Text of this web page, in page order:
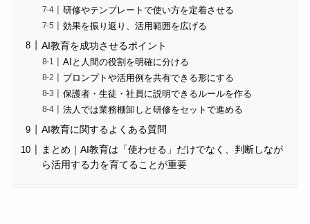
研修やテンプレートで使い方を定着させる
効果を振り返り、活用範囲を広げる
AI教育を成功させるポイント
AIと人間の役割を明確に分ける
プロンプトや活用例を共有できる形にする
保護者・生徒・社員に説明できるルールを作る
法人では業務棚卸しと研修をセットで進める
AI教育に関するよくある質問
まとめ｜AI教育は「使わせる」だけでなく、判断しなが
ら活用する力を育てることが重要